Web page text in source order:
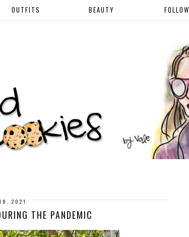
OUTFITS BEAUTY FOLLOW
2021
THE PANDEMIC